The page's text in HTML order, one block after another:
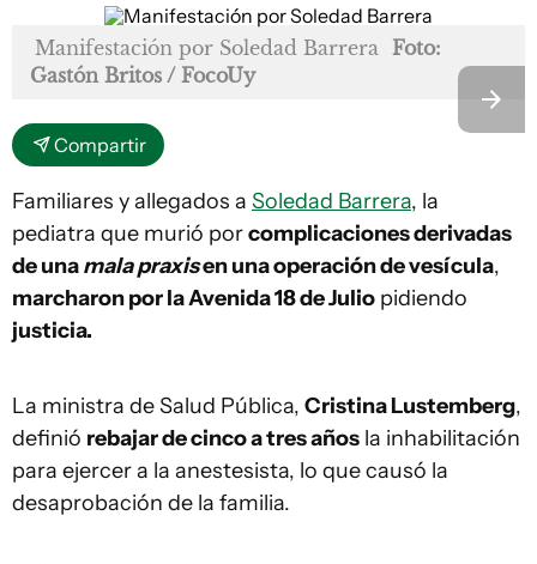
Manifestación por Soledad Barrera Foto:
Gastón Britos / FocoUy
Compartir
Familiares y allegados a Soledad Barrera, la
pediatra que murió porcomplicaciones derivadas
de unamala praxisen una operación de vesícula,
marcharon por la Avenida 18 de Julio pidiendo
justicia.
La ministra de Salud Pública, Cristina Lustemberg,
definió rebajar de cinco a tres años la inhabilitación
para ejercer a la anestesista, lo que causó la
desaprobación de la familia.